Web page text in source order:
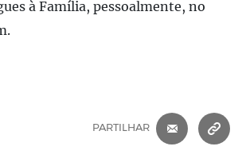
à Família, pessoalmente, no
PARTILHAR